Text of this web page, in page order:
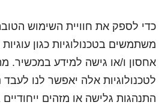
כדי לספק את חוויית השימוש
אחסון ו/או גישה למידע במכשיר.
לטכנולוגיות אלה יאפשר לנו לעבד
התנהגות גלישה או מזהים
כל
"היוצרים"